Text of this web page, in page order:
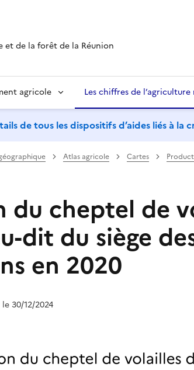
et de la forêt de la Réunion
agricole Les chiffres de
de tous les dispositifs d’aides liés à la
Atlas agricole Cartes
du cheptel de
dit du siège
en 2020
30/12/2024